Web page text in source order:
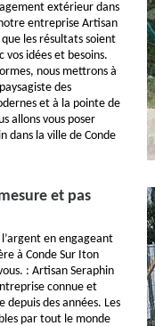
extérieur dans
entreprise Artisan
les résultats soient
idées et besoins.
nous mettrons à
des
et à la pointe de
allons vous poser
dans la ville de Conde
et pas
en engageant
à Conde Sur Iton
: Artisan Seraphin
connue et
depuis des années. Les
par tout le monde